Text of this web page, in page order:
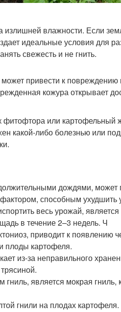
излишней влажности. Если
идеальные условия для
свежесть и не гнить.
привести к повреждению
кожура открывает
фитофтора или картофельный
какой-либо болезнью или
дождями, может
способным ухудшить
весь урожай,
в течение 2–3 недель. Ч
приводит к появлению
плоды картофеля.
из-за неправильного
является мокрая гниль,
гнили на плодах картофеля.